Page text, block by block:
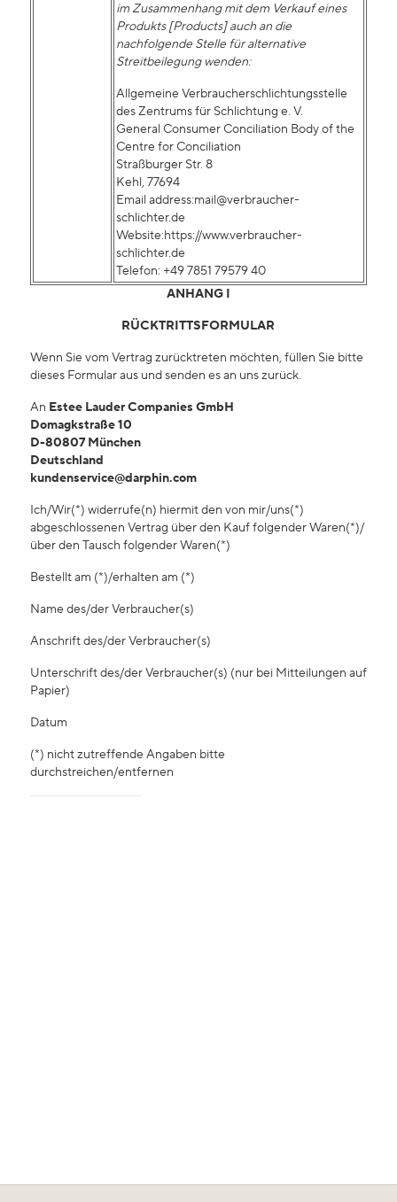
im Zusammenhang mit dem Verkauf eines
Produkts [Products] auch an die
nachfolgende Stelle für alternative
Streitbeilegung wenden:
Allgemeine Verbraucherschlichtungsstelle
des Zentrums für Schlichtung e. V.
General Consumer Conciliation Body of the
Centre for Conciliation
Straßburger Str. 8
Kehl, 77694
Email address:mail@verbraucher-
schlichter.de
Website:https://www.verbraucher-
schlichter.de
Telefon: +49 7851 79579 40
ANHANG I
RÜCKTRITTSFORMULAR
Wenn Sie vom Vertrag zurücktreten möchten, füllen Sie bitte
dieses Formular aus und senden es an uns zurück.
An Estee Lauder Companies GmbH
Domagkstraße 10
D-80807 München
Deutschland
kundenservice@darphin.com
Ich/Wir(*) widerrufe(n) hiermit den von mir/uns(*)
abgeschlossenen Vertrag über den Kauf folgender Waren(*)/
über den Tausch folgender Waren(*)
Bestellt am (*)/erhalten am (*)
Name des/der Verbraucher(s)
Anschrift des/der Verbraucher(s)
Unterschrift des/der Verbraucher(s) (nur bei Mitteilungen auf
Papier)
Datum
(*) nicht zutreffende Angaben bitte
durchstreichen/entfernen